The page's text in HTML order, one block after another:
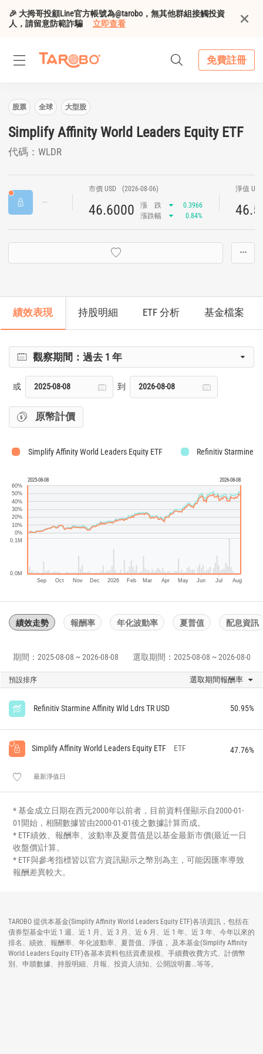
🎉 大拇哥投顧Line官方帳號為@tarobo，無其他群組接觸投資
人，請留意防範詐騙
立即查看
免費註冊
股票 全球 大型股
Simplify Affinity World Leaders Equity ETF
代碼：WLDR
市價 USD (2026-08-06)
46.6000 漲 跌
0.3966
漲跌幅
0.84%
淨值
···
績效表現 持股明細 ETF 分析 基金檔案
觀察期間：過去 1 年
或 到
原幣計價
Simplify Affinity World Leaders Equity ETF Refinitiv Starmine
2025-08-08 2026-08-08
Sep Oct Nov Dec 2026 Feb Mar Apr May Jun Jul Aug
0.0M
0.1M
0%
10%
20%
30%
40%
50%
60%
績效走勢 報酬率 年化波動率 夏普值 配息資訊
期間：2025-08-08 ~ 2026-08-08 選取期間：2025-08-08 ~ 2026-08-08
預設排序 選取期間報酬率
Refinitiv Starmine Affinity Wld Ldrs TR USD 50.95%
Simplify Affinity World Leaders Equity ETF ETF 47.76%
最新淨值日
* 基金成立日期在西元2000年以前者，目前資料僅顯示自2000-01-
01開始，相關數據皆由2000-01-01後之數據計算而成。
* ETF績效、報酬率、波動率及夏普值是以基金最新市價(最近一日
收盤價)計算。
* ETF與參考指標皆以官方資訊顯示之幣別為主，可能因匯率導致
報酬差異較大。
TAROBO 提供本基金(Simplify Affinity World Leaders Equity ETF)各項資訊，包括在
債券型基金中近 1 週、近 1 月、近 3 月、近 6 月、近 1 年、近 3 年、今年以來的
排名、績效、報酬率、年化波動率、夏普值、淨值， 及本基金(Simplify Affinity
World Leaders Equity ETF)各基本資料包括資產規模、手續費收費方式、計價幣
別、申贖數據、持股明細、月報、投資人須知、公開說明書...等等。